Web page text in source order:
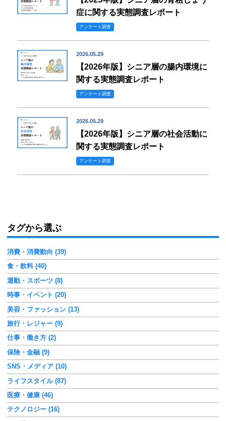
症に関する実態調査レポート
アンケート調査
2026.05.29
【2026年版】シニア層の腸内環境に
関する実態調査レポート
アンケート調査
2026.05.29
【2026年版】シニア層の社会活動に
関する実態調査レポート
アンケート調査
タグから選ぶ
消費・消費動向 (39)
食・飲料 (40)
運動・スポーツ (8)
時事・イベント (20)
美容・ファッション (13)
旅行・レジャー (9)
仕事・働き方 (2)
保険・金融 (9)
SNS・メディア (10)
ライフスタイル (87)
医療・健康 (46)
テクノロジー (16)